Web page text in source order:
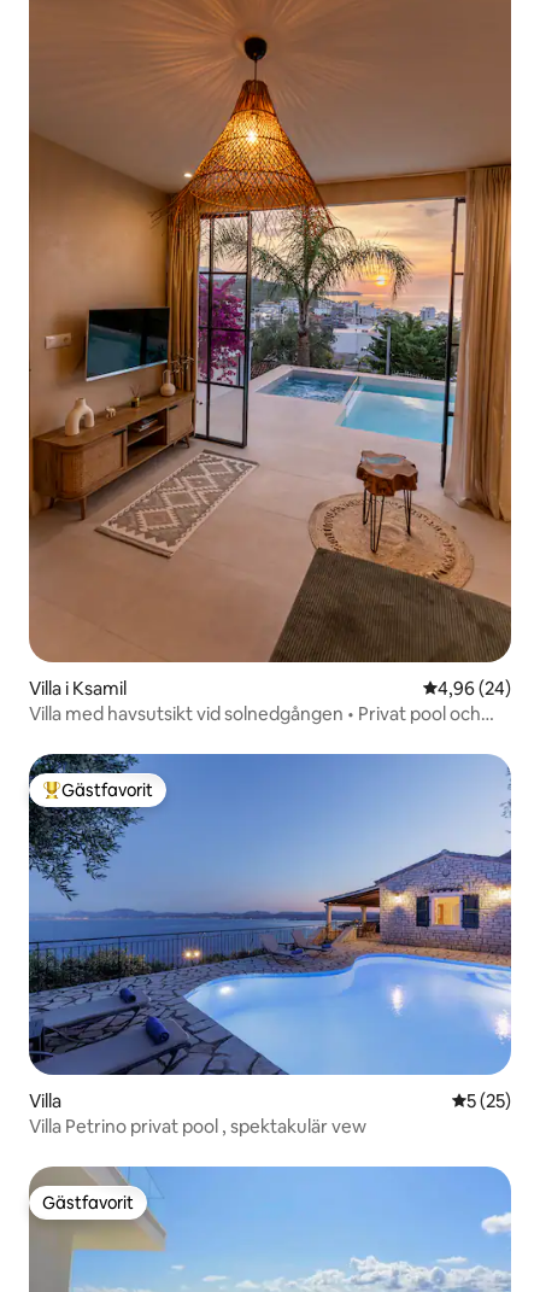
Villa i Ksamil 4,96 av 5 i
4,96 (24)
Villa med havsutsikt vid solnedgången • Privat pool och
Populär gästfavorit
Gästfavorit
Villa 5 av 5 i
5 (25)
Villa Petrino privat pool , spektakulär vew
Gästfavorit
Gästfavorit